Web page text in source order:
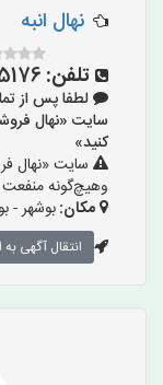
نهال انبه
تلفن:
لطفا پس از
کنید»
سایت «نهال
وهیچ‌گونه منفعت
مکان:بوشهر -
انتقال آگهی